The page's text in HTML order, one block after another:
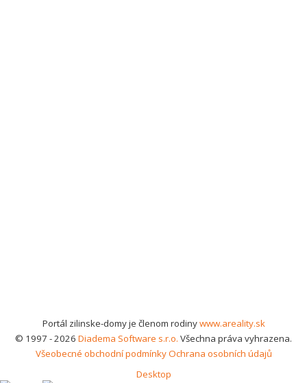
Portál zilinske-domy je členom rodinywww.areality.sk
© 1997 - 2026 Diadema Software s.r.o. Všechna práva vyhrazena.
Všeobecné obchodní podmínkyOchrana osobních údajů
Desktop